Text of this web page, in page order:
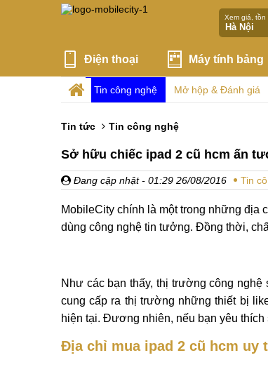
Xem giá, tồn
Điện thoại Máy tính bảng
Tin công nghệ Mở hộp & Đánh giá
Tin tức Tin công nghệ
Sở hữu chiếc ipad 2 cũ hcm ấn
Đang cập nhật - 01:29 26/08/2016 Tin
MobileCity chính là một trong những địa
dùng công nghệ tin tưởng. Đồng thời,
Như các bạn thấy, thị trường công nghệ
cung cấp ra thị trường những thiết bị
hiện tại. Đương nhiên, nếu bạn yêu thích
Địa chỉ mua ipad 2 cũ hcm uy